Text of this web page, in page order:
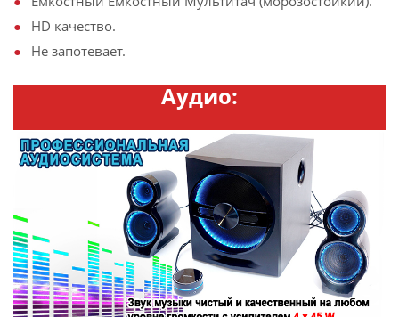
HD качество.
Не запотевает.
Аудио: